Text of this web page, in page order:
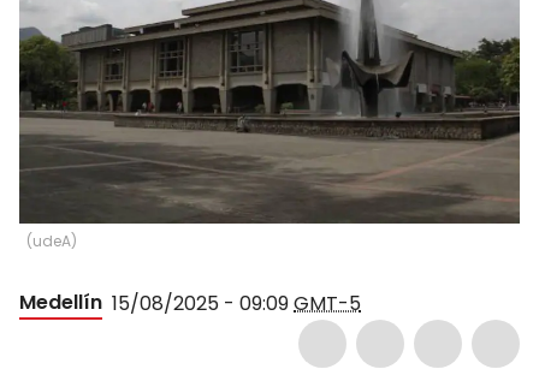
(udeA)
Medellín 15/08/2025 - 09:09GMT-5